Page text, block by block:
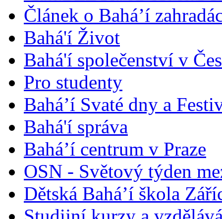
Článek o Bahá’í
Bahá'í Život
Bahá'í společenství v
Pro studenty
Bahá’í Svaté dny a
Bahá'í správa
Bahá’í centrum v Praze
OSN - Světový týden
Dětská Bahá’í škola